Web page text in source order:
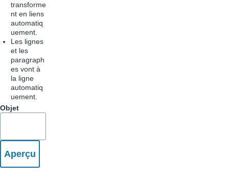
transforme
nt en liens
automatiq
uement.
Les lignes
et les
paragraph
es vont à
la ligne
automatiq
uement.
Objet